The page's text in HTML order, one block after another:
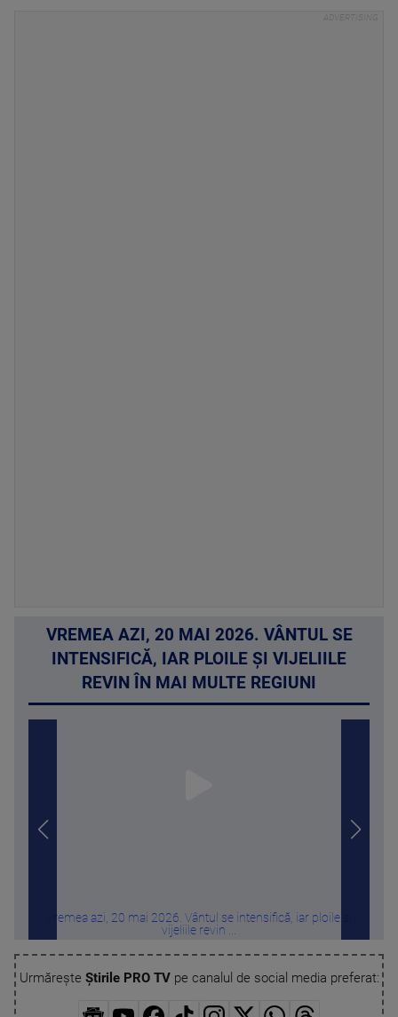
VREMEA AZI, 20 MAI 2026. VÂNTUL SE
INTENSIFICĂ, IAR PLOILE ȘI VIJELIILE
REVIN ÎN MAI MULTE REGIUNI
Vremea azi, 20 mai 2026. Vântul se intensifică, iar ploile și
vijeliile revin ...
Urmărește Știrile PRO TVpe canalul de social media preferat: